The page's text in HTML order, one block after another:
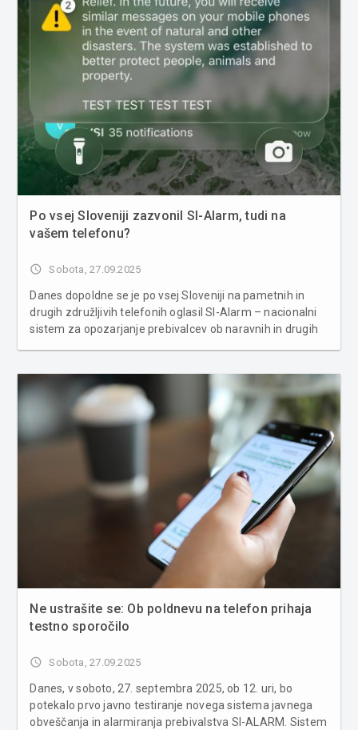
Po vsej Sloveniji zazvonil SI-Alarm, tudi na
vašem telefonu?
access_time Sobota, 27.09.2025
Danes dopoldne se je po vsej Sloveniji na pametnih in
drugih združljivih telefonih oglasil SI-Alarm – nacionalni
sistem za opozarjanje prebivalcev ob naravnih in drugih
preveriti, kak...
Ne ustrašite se: Ob poldnevu na telefon prihaja
testno sporočilo
access_time Sobota, 27.09.2025
Danes, v soboto, 27. septembra 2025, ob 12. uri, bo
potekalo prvo javno testiranje novega sistema javnega
obveščanja in alarmiranja prebivalstva SI-ALARM. Sistem